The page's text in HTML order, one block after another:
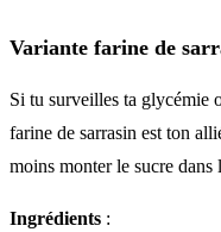
Variante farine de
Si tu surveilles ta glycémie
farine de sarrasin est ton
moins monter le sucre dans
Ingrédients :